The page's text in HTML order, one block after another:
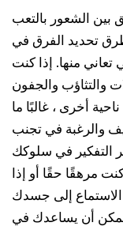
بين الشعور بالتعب
تحديد الفرق في
تعاني منها. إذا كنت
والتثاؤب والجفون
أخرى ، غالبًا ما
والرغبة في تجنب
التفكير في سلوكك
مرهقًا حقًا أو إذا
إلى جسدك
أن يساعدك في